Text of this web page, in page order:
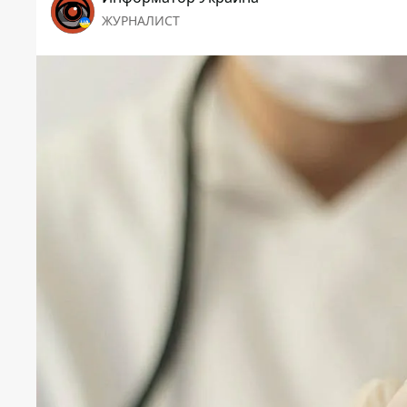
ЖУРНАЛИСТ